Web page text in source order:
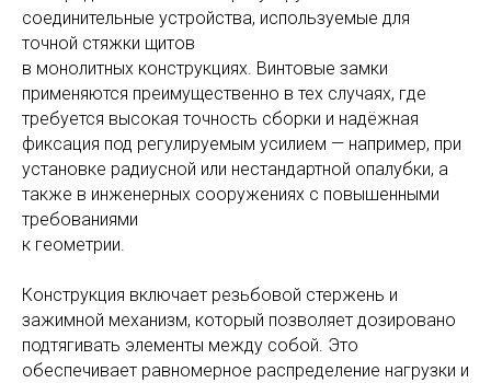
соединительные устройства, используемые для
точной стяжки щитов
в монолитных конструкциях. Винтовые замки
применяются преимущественно в тех случаях, где
требуется высокая точность сборки и надёжная
фиксация под регулируемым усилием — например, при
установке радиусной или нестандартной опалубки, а
также в инженерных сооружениях с повышенными
требованиями
к геометрии.
Конструкция включает резьбовой стержень и
зажимной механизм, который позволяет дозировано
подтягивать элементы между собой. Это
обеспечивает равномерное распределение нагрузки и